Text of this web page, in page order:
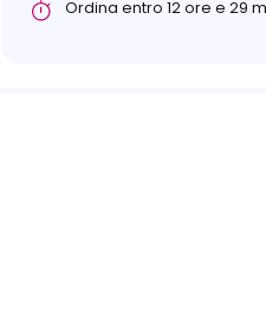
Ordina entro 12 ore e 29